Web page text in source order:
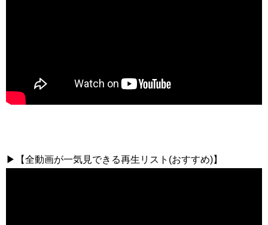
▶【全動画が一気見できる再生リスト(おすすめ)】